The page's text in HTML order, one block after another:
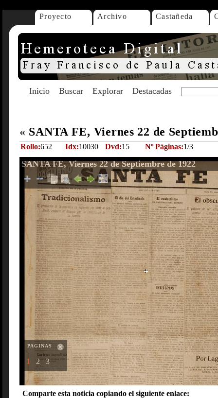
Proyecto Archivo Castañeda
Inicio Buscar Explorar Destacadas
« SANTA FE, Viernes 22 de
Rollo:652 Idx:10030 Dvd:15 Nº Páginas:1/3
SANTA FE, Viernes 22 de Septiembre de 1922
PAGINAS
1 2 3
Comparte esta noticia copiando el siguiente enlace: